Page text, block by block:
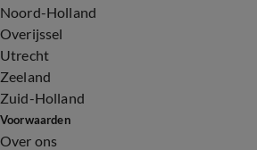
Noord-Holland
Overijssel
Utrecht
Zeeland
Zuid-Holland
Voorwaarden
Over ons